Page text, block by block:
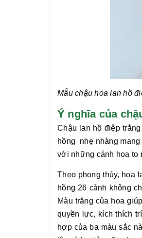
Mẫu chậuhoa lan hồ
Ý nghĩa của
Chậu lan hồ điệp
hồng
nhẹ nhàng
với những cánh hoa to
Theo phong thủy, hoa
hồng 26 cành không
Màu trắng của hoa
quyền lực, kích thích
hợp của ba màu sắc